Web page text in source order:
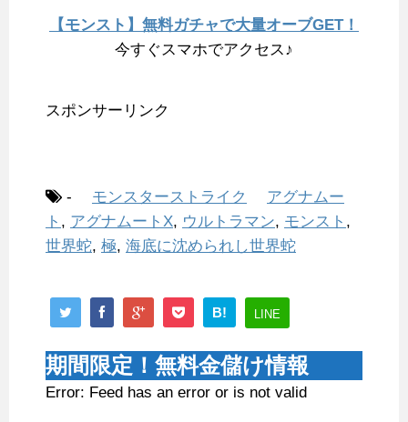
【モンスト】無料ガチャで大量オーブGET！
今すぐスマホでアクセス♪
スポンサーリンク
- モンスターストライク
アグナムー
ト , アグナムートX, ウルトラマン, モンスト ,
世界蛇, 極, 海底に沈められし世界蛇
B! LINE
期間限定！無料金儲け情報
Error: Feed has an error or is not valid